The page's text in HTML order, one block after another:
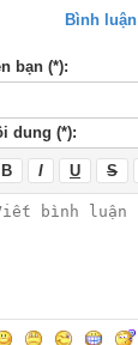
Bình luận
bạn (*):
dung (*):
B I U S